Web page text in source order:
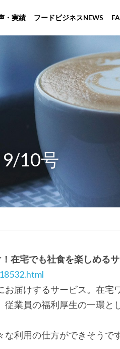
様の声・実績 フードビジネス
10号
在宅でも社食を楽しめる
届けするサービス。在宅
業員の福利厚生の一環と
利用の仕方ができそうです